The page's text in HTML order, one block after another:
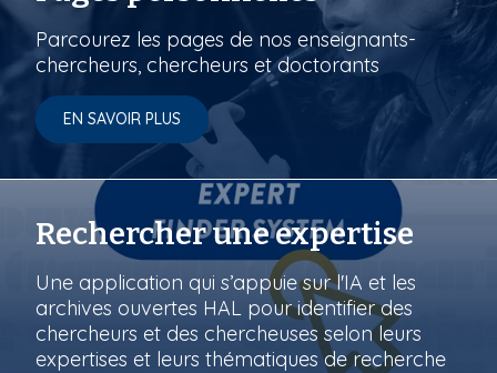
Parcourez les pages de nos enseignants-
chercheurs, chercheurs et doctorants
EN SAVOIR PLUS
Rechercher une expertise
Une application qui s’appuie sur l'IA et les
archives ouvertes HAL pour identifier des
chercheurs et des chercheuses selon leurs
expertises et leurs thématiques de recherche